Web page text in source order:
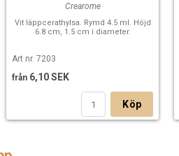
Crearome
Vit läppcerathylsa. Rymd 4.5 ml. Höjd
6.8 cm, 1.5 cm i diameter.
Art nr. 7203
från 6,10 SEK
Köp